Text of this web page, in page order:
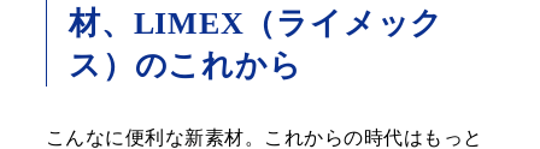
材、LIMEX（ライメック
ス）のこれから
こんなに便利な新素材。これからの時代はもっと